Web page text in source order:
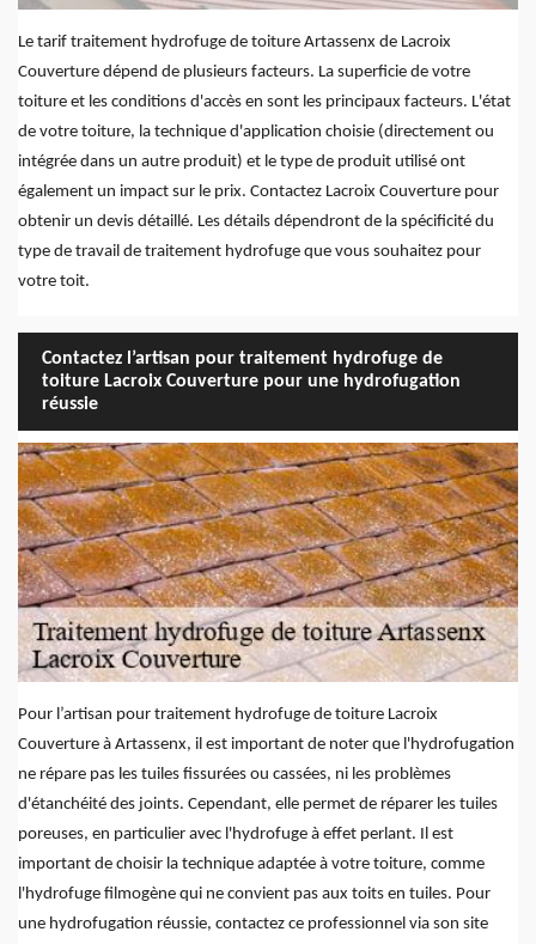
Le tarif traitement hydrofuge de toiture Artassenx de Lacroix
Couverture dépend de plusieurs facteurs. La superficie de votre
toiture et les conditions d'accès en sont les principaux facteurs. L'état
de votre toiture, la technique d'application choisie (directement ou
intégrée dans un autre produit) et le type de produit utilisé ont
également un impact sur le prix. Contactez Lacroix Couverture pour
obtenir un devis détaillé. Les détails dépendront de la spécificité du
type de travail de traitement hydrofuge que vous souhaitez pour
votre toit.
Contactez l’artisan pour traitement hydrofuge de
toiture Lacroix Couverture pour une hydrofugation
réussie
Pour l’artisan pour traitement hydrofuge de toiture Lacroix
Couverture à Artassenx, il est important de noter que l'hydrofugation
ne répare pas les tuiles fissurées ou cassées, ni les problèmes
d'étanchéité des joints. Cependant, elle permet de réparer les tuiles
poreuses, en particulier avec l'hydrofuge à effet perlant. Il est
important de choisir la technique adaptée à votre toiture, comme
l'hydrofuge filmogène qui ne convient pas aux toits en tuiles. Pour
une hydrofugation réussie, contactez ce professionnel via son site